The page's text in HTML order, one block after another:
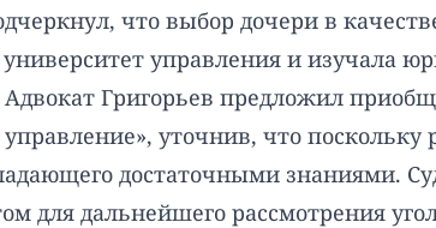
что выбор дочери в
управления и изучала
Григорьев предложил
уточнив, что поскольку
достаточными знаниями.
для дальнейшего рассмотрения